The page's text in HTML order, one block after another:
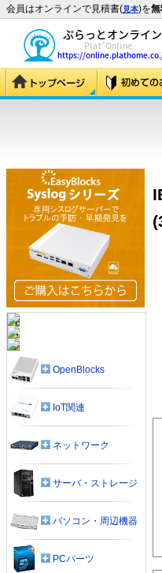
会員はオンラインで見積書(見本)を
OpenBlocks
IoT関連
ネットワーク
サーバ・ストレージ
パソコン・周辺機器
PCパーツ